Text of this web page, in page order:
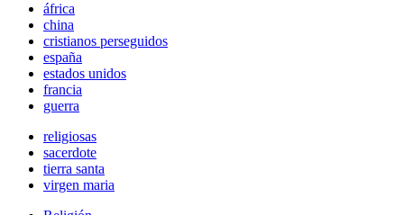
áfrica
china
cristianos perseguidos
españa
estados unidos
francia
guerra
religiosas
sacerdote
tierra santa
virgen maria